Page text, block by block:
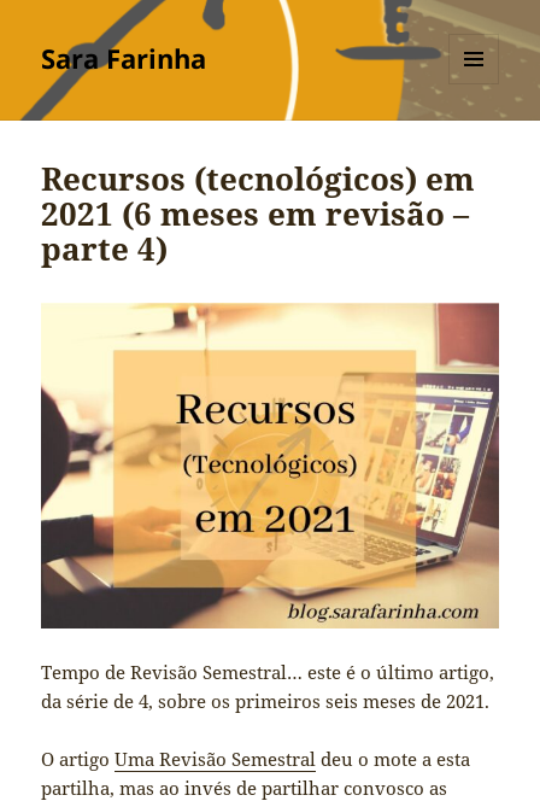
Sara Farinha
MENU
Recursos (tecnológicos) em
2021 (6 meses em revisão –
parte 4)
Tempo de Revisão Semestral… este é o último artigo,
da série de 4, sobre os primeiros seis meses de 2021.
O artigoUma Revisão Semestral deu o mote a esta
partilha, mas ao invés de partilhar convosco as